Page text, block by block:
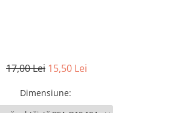
17,00 Lei 15,50 Lei
Dimensiune: